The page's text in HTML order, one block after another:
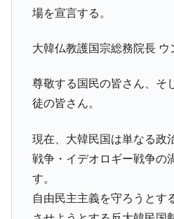
『Money1』
【対日本円】ウ
『Money1』
韓国政府『BYD
1.9倍！
『Money1』
在韓米国大使ス
ドを掲げる「在韓反米勢力」
『Money1』
韓国政府「2035
ータセンター整備」⇒ だから無
『Money1』
JPモルガン「韓
場を宣言する。
大韓仏教護国宗総務院長 ウ
尊敬する国民の皆さん、そ
徒の皆さん。
現在、大韓民国は単なる政
戦争・イデオロギー戦争の
す。
自由民主主義を守ろうとす